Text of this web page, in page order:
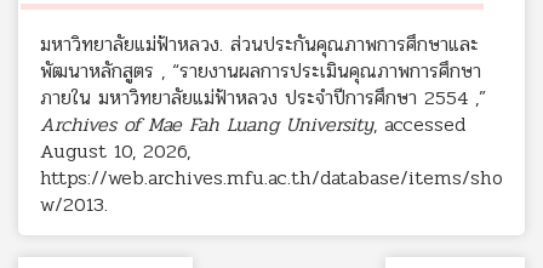
มหาวิทยาลัยแม่ฟ้าหลวง. ส่วนประกันคุณภาพการศึกษาและ
พัฒนาหลักสูตร , “รายงานผลการประเมินคุณภาพการศึกษา
ภายใน มหาวิทยาลัยแม่ฟ้าหลวง ประจำปีการศึกษา 2554 ,”
Archives of Mae Fah Luang University, accessed
August 10, 2026,
https://web.archives.mfu.ac.th/database/items/sho
w/2013.